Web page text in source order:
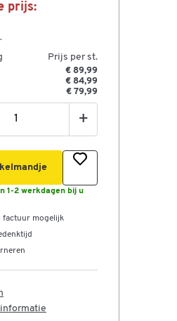
prijs:
Prijs per st.
€ 89,99
€ 84,99
€ 79,99
+
1-2 werkdagen bij u
factuur mogelijk